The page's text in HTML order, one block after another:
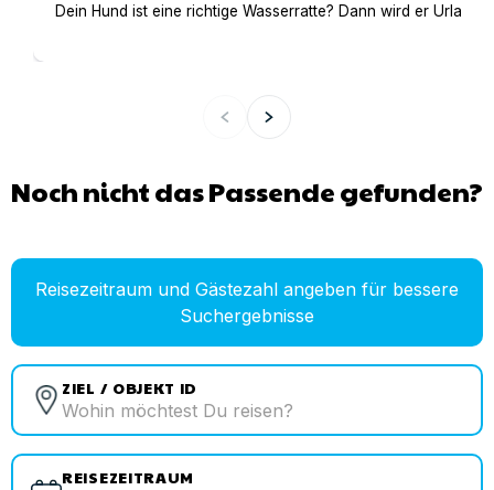
Dein Hund ist eine richtige Wasserratte? Dann wird er
Noch nicht das Passende gefunden?
Reisezeitraum und Gästezahl angeben für bessere
Suchergebnisse
ZIEL / OBJEKT ID
REISEZEITRAUM